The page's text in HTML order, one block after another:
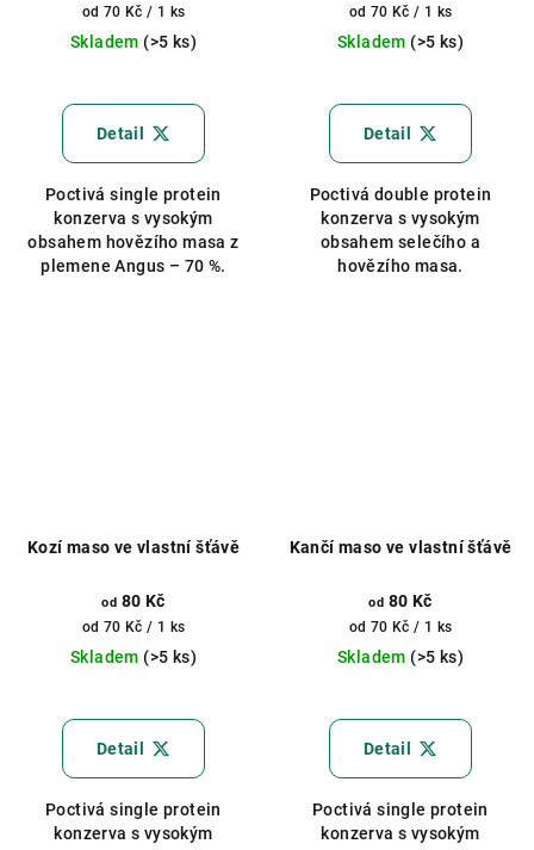
Měrná
cena:
od 70 Kč / 1 ks
Skladem (>5 ks)
hodnocení
produktu
z
5
hvězdiček.
Detail
Poctivá single protein
konzerva s vysokým
obsahem hovězího masa z
plemene Angus – 70 %.
Měrná
cena:
od 70 Kč / 1 ks
Skladem (>5 ks)
hodnocení
produktu
z
5
hvězdiček.
Detail
Poctivá double protein
konzerva s vysokým
obsahem selečího a
hovězího masa.
Kozí maso ve vlastní šťávě
od 80 Kč
Měrná
cena:
od 70 Kč / 1 ks
Skladem (>5 ks)
hodnocení
produktu
z
5
Detail
Poctivá single protein
konzerva s vysokým
Kančí maso ve vlastní šťávě
od 80 Kč
Měrná
cena:
od 70 Kč / 1 ks
Skladem (>5 ks)
hodnocení
produktu
z
5
Detail
Poctivá single protein
konzerva s vysokým